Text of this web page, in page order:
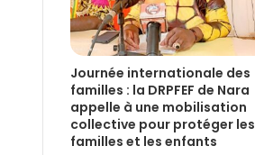
Journée internationale des
familles : la DRPFEF de Nara
appelle à une mobilisation
collective pour protéger les
familles et les enfants